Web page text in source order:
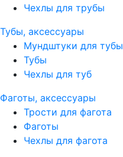
Чехлы для трубы
Тубы, аксессуары
Мундштуки для тубы
Тубы
Чехлы для туб
Фаготы, аксессуары
Трости для фагота
Фаготы
Чехлы для фагота